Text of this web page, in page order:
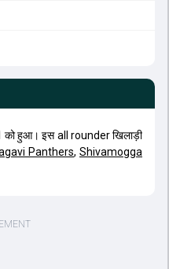
हुआ। इस all rounder खिलाड़ी
Panthers,Shivamogga